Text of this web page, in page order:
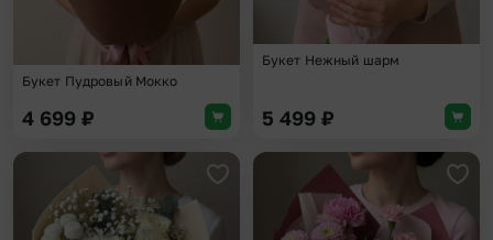
Букет Пудровый Мокко
4 699 ₽
Букет Нежный шарм
5 499 ₽
Добавить в избранное